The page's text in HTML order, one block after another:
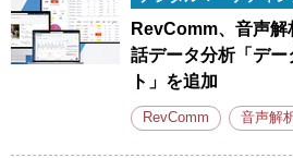
RevComm、音声
話データ分析「デ
ト」を追加
RevComm 音声解